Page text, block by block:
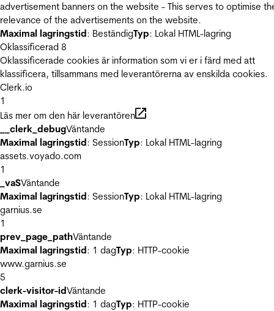
advertisement banners on the website - This serves to optimise
relevance of the advertisements on the website.
Maximal lagringstid: BeständigTyp: Lokal HTML-lagring
Oklassificerad 8
Oklassificerade cookies är information som vi er i färd med att
klassificera, tillsammans med leverantörerna av enskilda cookies.
Clerk.io
1
Läs mer om den här leverantören
__clerk_debugVäntande
Maximal lagringstid: SessionTyp: Lokal HTML-lagring
assets.voyado.com
1
_vaSVäntande
Maximal lagringstid: SessionTyp: Lokal HTML-lagring
garnius.se
1
prev_page_pathVäntande
Maximal lagringstid: 1 dagTyp: HTTP-cookie
www.garnius.se
5
clerk-visitor-idVäntande
Maximal lagringstid: 1 dagTyp: HTTP-cookie